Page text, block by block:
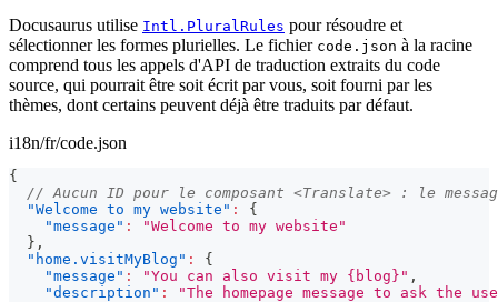
Docusaurus utilise Intl.PluralRules pour résoudre et
sélectionner les formes plurielles. Le fichier code.json à la racine
comprend tous les appels d'API de traduction extraits du code
source, qui pourrait être soit écrit par vous, soit fourni par les
thèmes, dont certains peuvent déjà être traduits par défaut.
i18n/fr/code.json
{
// Aucun ID pour le composant <Translate> : le
"Welcome to my website" :
{
"message" :
"Welcome to my website"
} ,
"home.visitMyBlog" :
{
"message" : "You can also visit my {blog}" ,
"description" :
"The homepage message to ask the